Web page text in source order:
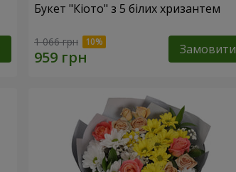
Букет "Кіото" з 5 білих хризантем
1 066 грн Замовити